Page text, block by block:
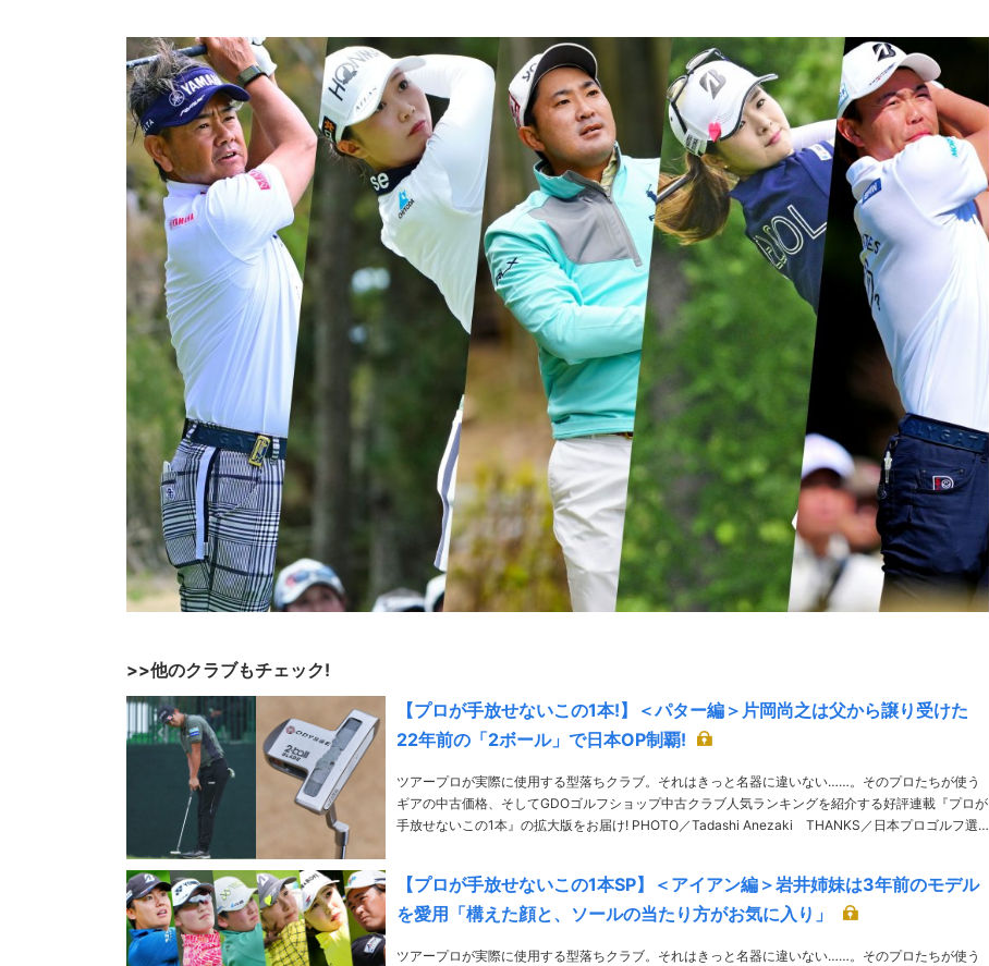
>>他のクラブもチェック!
【プロが手放せないこの1本!】＜パター編＞片岡尚之は父から譲り受けた
22年前の「2ボール」で日本OP制覇!
ツアープロが実際に使用する型落ちクラブ。それはきっと名器に違いない……。そのプロたちが使う
ギアの中古価格、そしてGDOゴルフショップ中古クラブ人気ランキングを紹介する好評連載『プロが
手放せないこの1本』の拡大版をお届け! PHOTO／Tadashi Anezaki THANKS／日本プロゴルフ選
【プロが手放せないこの1本SP】＜アイアン編＞岩井姉妹は3年前のモデル
を愛用「構えた顔と、ソールの当たり方がお気に入り」
ツアープロが実際に使用する型落ちクラブ。それはきっと名器に違いない……。そのプロたちが使う